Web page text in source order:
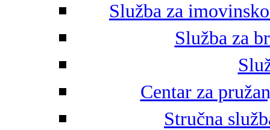
Služba za
Služba za
Centar za
Stručna